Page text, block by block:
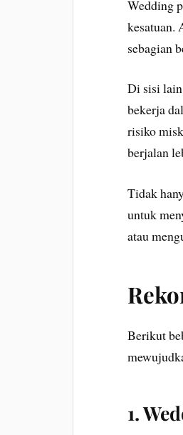
Wedding
kesatuan.
sebagian
Di sisi
bekerja
risiko
berjalan
Tidak
untuk
atau
Berikut
1.